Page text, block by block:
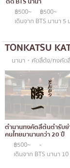
อาหารตะวันตก
ข้าวปั้นญี่ปุ่น
โอโคโนมิยากิ/เ
ด้ง (ข้าวหน้าต่
บุฟเฟต์
มิชลิน
สเต็ก
รัชดา
เพลินจิต
ชิดลม
บางนา
อุดมสุข
ศรีราชา
ไอคอนสยาม
฿500~
฿500~
เดินจาก BTS นานา 5
TONKATSU
นานา・คัตสึด้ง/ทงคัต
ตำนานทงคัตสึต้นตำรับ
คนไทยมานานกว่า 20 ปี
฿500~
-
เดินจาก BTS นานา